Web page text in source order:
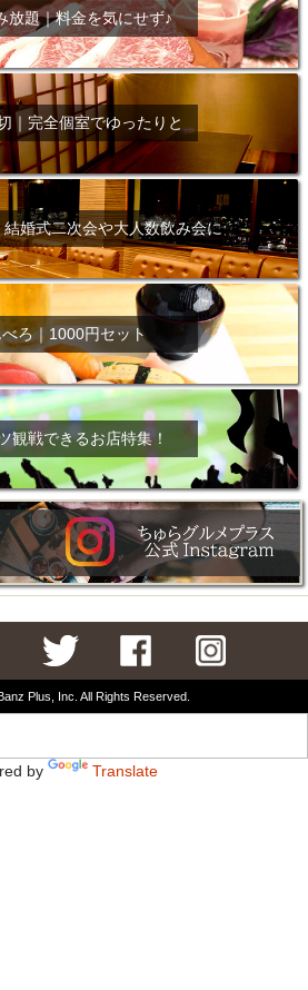
放題｜料金を気にせず♪
｜完全個室でゆったりと
婚式二次会や大人数飲み会に
ろ｜1000円セット
観戦できるお店特集！
Plus, Inc. All Rights Reserved.
by Translate